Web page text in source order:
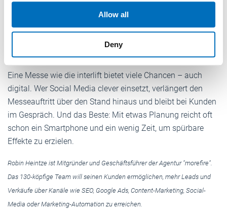
provided to them or that they’ve collected from your use
Weitere Informationen:Impressum Datenschutz
Allow all
Deny
auch online ein stimmiger Eindruck entsteht.
Fazit
Eine Messe wie die interlift bietet viele Chancen – auch
digital. Wer Social Media clever einsetzt, verlängert den
Messeauftritt über den Stand hinaus und bleibt bei Kunden
im Gespräch. Und das Beste: Mit etwas Planung reicht oft
schon ein Smartphone und ein wenig Zeit, um spürbare
Effekte zu erzielen.
Robin Heintze ist Mitgründer und Geschäftsführer der Agentur "morefire".
Das 130-köpfige Team will seinen Kunden ermöglichen, mehr Leads und
Verkäufe über Kanäle wie SEO, Google Ads, Content-Marketing, Social-
Media oder Marketing-Automation zu erreichen.